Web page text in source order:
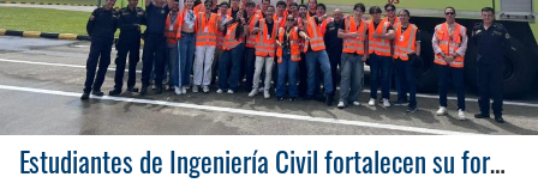
Estudiantes de Ingeniería Civil fortalecen su formación con visitas técnicas a grandes obras de la región